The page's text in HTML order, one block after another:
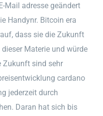
Mail adresse geändert
Handynr. Bitcoin era
dass sie die Zukunft
Materie und würde
Zukunft sind sehr
cardano
jederzeit durch
Daran hat sich bis